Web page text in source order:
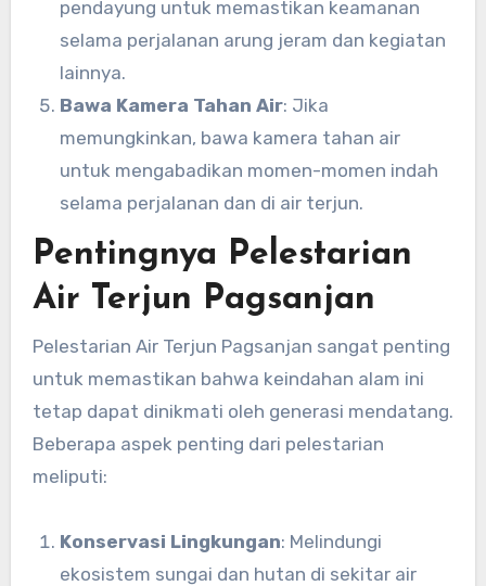
pendayung untuk memastikan keamanan
selama perjalanan arung jeram dan kegiatan
lainnya.
Bawa Kamera Tahan Air: Jika
memungkinkan, bawa kamera tahan air
untuk mengabadikan momen-momen indah
selama perjalanan dan di air terjun.
Pentingnya Pelestarian
Air Terjun Pagsanjan
Pelestarian Air Terjun Pagsanjan sangat penting
untuk memastikan bahwa keindahan alam ini
tetap dapat dinikmati oleh generasi mendatang.
Beberapa aspek penting dari pelestarian
meliputi:
Konservasi Lingkungan: Melindungi
ekosistem sungai dan hutan di sekitar air